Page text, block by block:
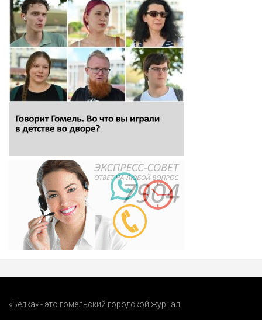
«Белка» - это гомельский городской журнал.